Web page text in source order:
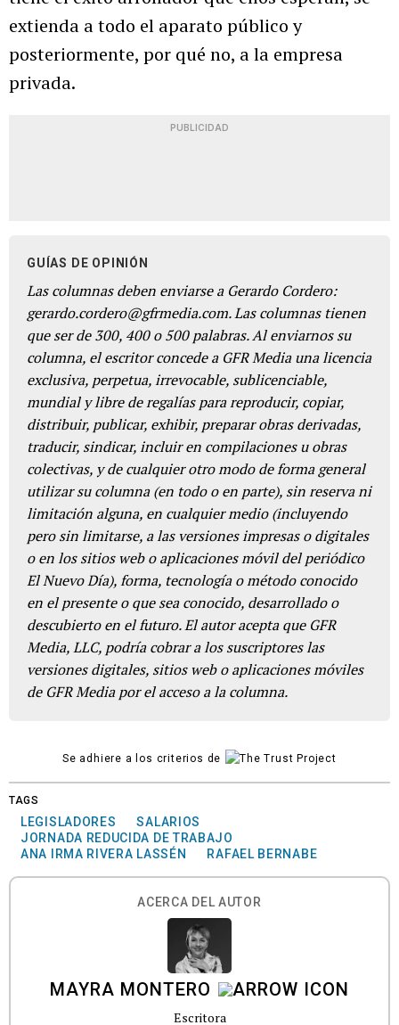
extienda a todo el aparato público y
posteriormente, por qué no, a la empresa
privada.
PUBLICIDAD
GUÍAS DE OPINIÓN
Las columnas deben enviarse a Gerardo Cordero:
gerardo.cordero@gfrmedia.com. Las columnas tienen
que ser de 300, 400 o 500 palabras. Al enviarnos su
columna, el escritor concede a GFR Media una licencia
exclusiva, perpetua, irrevocable, sublicenciable,
mundial y libre de regalías para reproducir, copiar,
distribuir, publicar, exhibir, preparar obras derivadas,
traducir, sindicar, incluir en compilaciones u obras
colectivas, y de cualquier otro modo de forma general
utilizar su columna (en todo o en parte), sin reserva ni
limitación alguna, en cualquier medio (incluyendo
pero sin limitarse, a las versiones impresas o digitales
o en los sitios web o aplicaciones móvil del periódico
El Nuevo Día), forma, tecnología o método conocido
en el presente o que sea conocido, desarrollado o
descubierto en el futuro. El autor acepta que GFR
Media, LLC, podría cobrar a los suscriptores las
versiones digitales, sitios web o aplicaciones móviles
de GFR Media por el acceso a la columna.
Se adhiere a los criterios de
TAGS
LEGISLADORES
SALARIOS
JORNADA REDUCIDA DE TRABAJO
ANA IRMA RIVERA LASSÉN
RAFAEL BERNABE
ACERCA DEL AUTOR
MAYRA MONTERO
Escritora